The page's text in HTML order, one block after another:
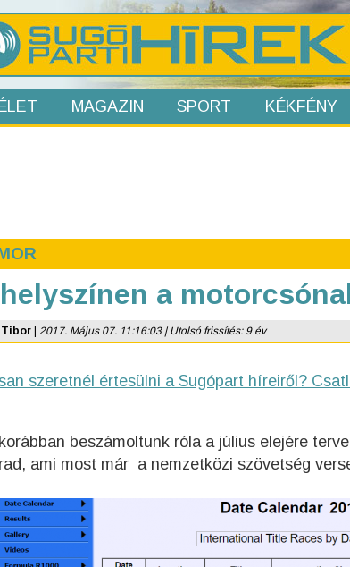
MAGAZIN SPORT KÉKFÉNY
a
2017. Május 07. 11:16:03 | Utolsó frissítés: 9 év
szeretnél értesülni a Sugópart híreiről?
beszámoltunk róla a július elejére
ami most már a nemzetközi szövetség